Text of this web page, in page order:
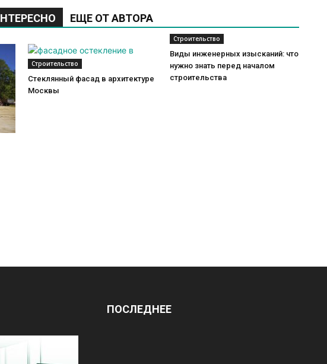
ЕЩЕ ОТ АВТОРА
Строительство
Стеклянный фасад в архитектуре
Москвы
Строительство
Виды инженерных изысканий: что
нужно знать перед началом
строительства
ПОСЛЕДНЕЕ